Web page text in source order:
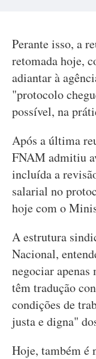
Perante isso, a
retomada hoje,
adiantar à
"protocolo
possível, na
Após a última
FNAM admitiu
incluída a
salarial no
hoje com o
A estrutura
Nacional,
negociar apenas
têm tradução
condições de
justa e digna"
Hoje, também é